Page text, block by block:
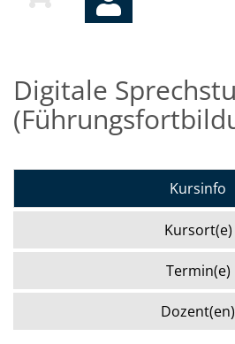
Digitale
Kursinfo
Kursort(e)
Termin(e)
Dozent(en)